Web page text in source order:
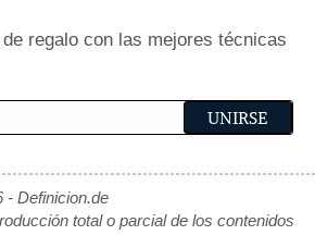
regalo con las mejores técnicas
- Definicion.de
total o parcial de los contenidos